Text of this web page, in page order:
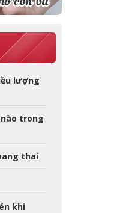
lượng
trong
thai
khi